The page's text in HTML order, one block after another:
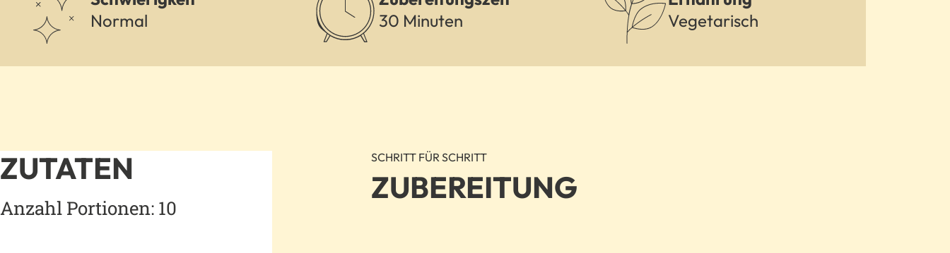
Normal
30 Minuten
Vegetarisch
ZUTATEN
Anzahl Portionen: 10
SCHRITT FÜR SCHRITT
ZUBEREITUNG